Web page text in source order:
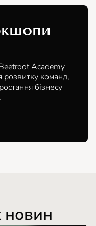
Academy
команд,
бізнесу
новин